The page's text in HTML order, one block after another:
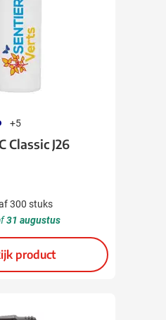
+5
Classic J26
300 stuks
31 augustus
product